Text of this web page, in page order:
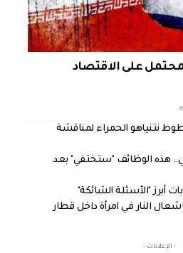
على الاقتصاد
نتنياهو الحمراء لمناقشة
هذه الوظائف "ستختفي" بعد
أبرز "الأسئلة الشائكة"
النار في امرأة داخل قطار
- الإعلانات -